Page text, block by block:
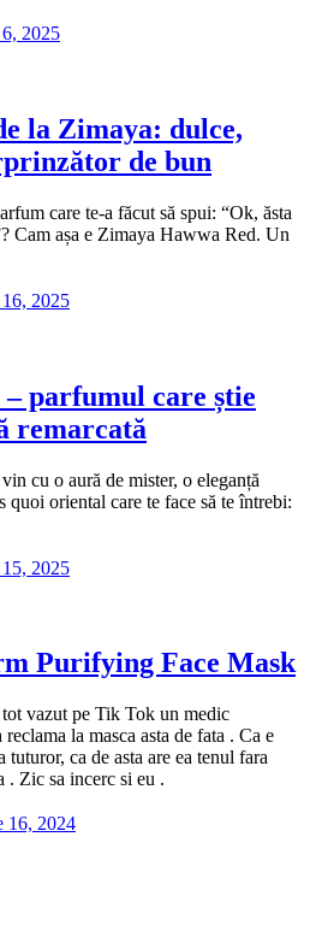
2025
la Zimaya: dulce,
de bun
care te-a făcut să spui: “Ok, ăsta
Cam așa e Zimaya Hawwa Red. Un
2025
parfumul care știe
remarcată
cu o aură de mister, o eleganță
quoi oriental care te face să te întrebi:
2025
Purifying Face Mask
tot vazut pe Tik Tok un medic
la masca asta de fata . Ca e
tuturor, ca de asta are ea tenul fara
. Zic sa incerc si eu .
16, 2024